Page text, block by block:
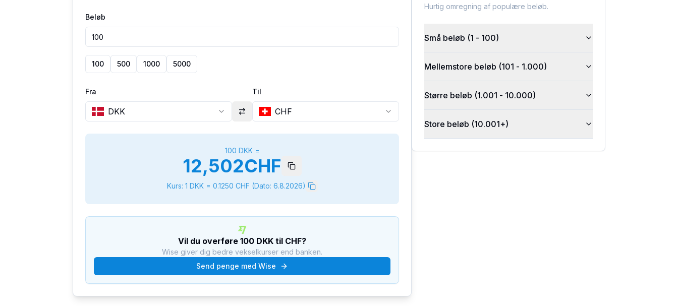
Beløb
100 500 1000 5000
Fra
DKK
Til
CHF
100 DKK=
12,502CHF
Kurs: 1 DKK= 0.1250 CHF (Dato: 6.8.2026)
Vil du overføre 100 DKK til CHF?
Wise giver dig bedre vekselkurser end banken.
Send penge med Wise
Hurtig omregning af populære beløb.
Små beløb (1 - 100)
Mellemstore beløb (101 - 1.000)
Større beløb (1.001 - 10.000)
Store beløb (10.001+)